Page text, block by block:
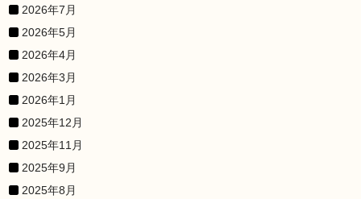
2026年7月
2026年5月
2026年4月
2026年3月
2026年1月
2025年12月
2025年11月
2025年9月
2025年8月